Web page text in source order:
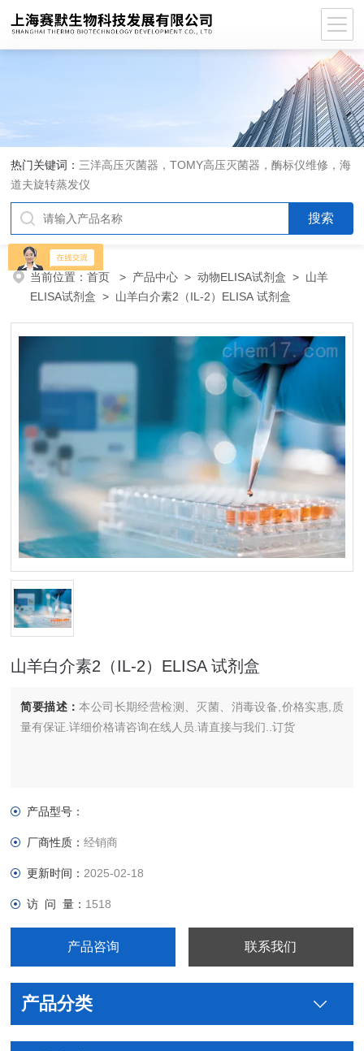
热门关键词： 三洋高压灭菌器，TOMY高压灭菌器，酶标仪维修，海
道夫旋转蒸发仪
当前位置：首页 > 产品中心 >动物ELISA试剂盒 > 山羊
ELISA试剂盒 > 山羊白介素2（IL-2）ELISA 试剂盒
山羊白介素2（IL-2）ELISA 试剂盒
简要描述：本公司长期经营检测、灭菌、消毒设备,价格实惠,质
量有保证.详细价格请咨询在线人员.请直接与我们..订货
产品型号：
厂商性质：经销商
更新时间： 2025-02-18
访 问 量： 1518
产品咨询 联系我们
产品分类